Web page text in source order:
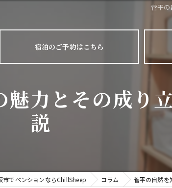
菅平
宿泊のご予約はこちら
力とその成り
説
市でペンションならChillSheep コラム 菅平の自然を